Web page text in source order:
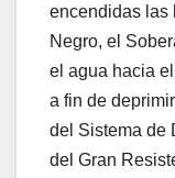
encendidas las
Negro, el
el agua hacia
a fin de
del Sistema de
del Gran